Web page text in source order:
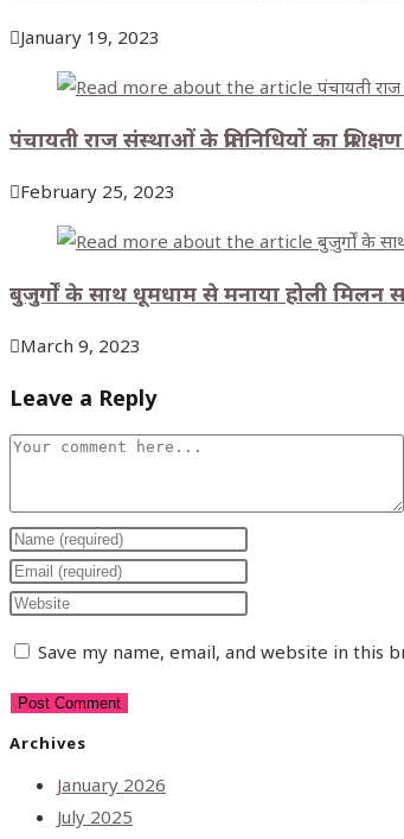
January 19, 2023
पंचायती राज संस्थाओं के प्रतिनिधियों का
February 25, 2023
बुजुर्गों के साथ धूमधाम से मनाया होली मिलन
March 9, 2023
Leave a Reply
Save my name, email, and website in this
Archives
January 2026
July 2025